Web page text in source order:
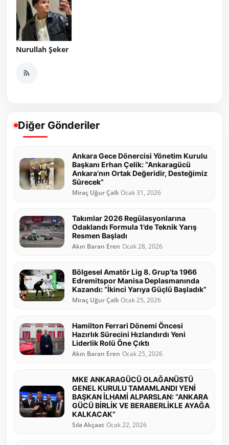
Nurullah Şeker
Diğer Gönderiler
Ankara Gece Dönercisi Yönetim Kurulu
Başkanı Erhan Çelik: “Ankaragücü
Ankara’nın Ortak Değeridir, Desteğimiz
Sürecek”
Miraç Uğur Çallı Ocak 31, 2026
Takımlar 2026 Regülasyonlarına
Odaklandı Formula 1’de Teknik Yarış
Resmen Başladı
Akın Baran Eren Ocak 28, 2026
Bölgesel Amatör Lig 8. Grup’ta 1966
Edremitspor Manisa Deplasmanında
Kazandı: “İkinci Yarıya Güçlü Başladık”
Miraç Uğur Çallı Ocak 25, 2026
Hamilton Ferrari Dönemi Öncesi
Hazırlık Sürecini Hızlandırdı Yeni
Liderlik Rolü Öne Çıktı
Akın Baran Eren Ocak 25, 2026
MKE ANKARAGÜCÜ OLAĞANÜSTÜ
GENEL KURULU TAMAMLANDI YENİ
BAŞKAN İLHAMİ ALPARSLAN: “ANKARA
GÜCÜ BİRLİK VE BERABERLİKLE AYAĞA
KALKACAK”
Sıla Akçaat Ocak 22, 2026